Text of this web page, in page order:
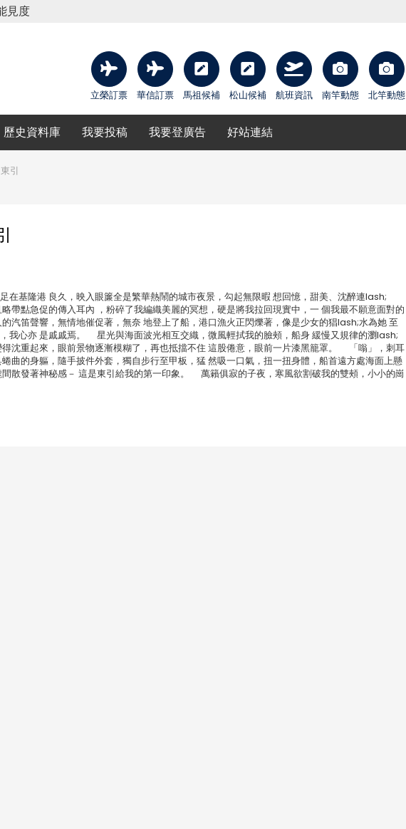
見度
立榮訂票 華信訂票 馬祖候補 松山候補 航班資訊 南竿動態 北竿動態
歷史資料庫 我要投稿 我要登廣告 好站連結
引
在基隆港 良久，映入眼簾全是繁華熱鬧的城市夜景，勾起無限暇 想回憶，甜美、沈醉連lash;
急促的傳入耳內 ，粉碎了我編織美麗的冥想，硬是將我拉回現實中，一 個我最不願意面對的
笛聲響，無情地催促著，無奈 地登上了船，港口漁火正閃爍著，像是少女的猖lash;水為她 至
我心亦 是戚戚焉。 星光與海面波光相互交織，微風輕拭我的臉頰，船身 緩慢又規律的瀏lash;
沈重起來，眼前景物逐漸模糊了，再也抵擋不住 這股倦意，眼前一片漆黑籠罩。 「嗡」，刺耳
曲的身軀，隨手披件外套，獨自步行至甲板，猛 然吸一口氣，扭一扭身體，船首遠方處海面上懸
散發著神秘感－ 這是東引給我的第一印象。 萬籟俱寂的子夜，寒風欲割破我的雙頰，小小的崗